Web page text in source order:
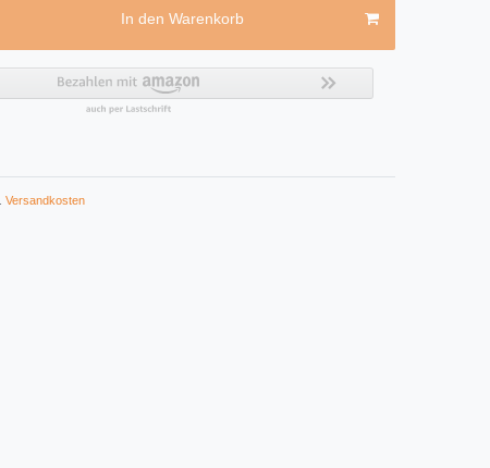
In den Warenkorb
Versandkosten